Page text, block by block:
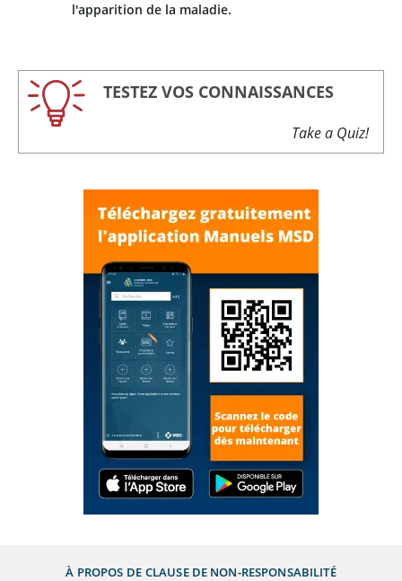
l'apparition de la maladie.
TESTEZ VOS CONNAISSANCES
Take a Quiz!
À PROPOS DE CLAUSE DE NON-RESPONSABILITÉ